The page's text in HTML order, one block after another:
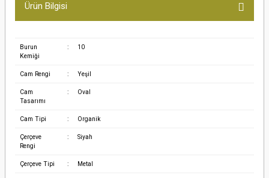
Ürün Bilgisi
Burun
Kemiği
: 10
Cam Rengi : Yeşil
Cam
Tasarımı
: Oval
Cam Tipi : Organik
Çerçeve
Rengi
: Siyah
Çerçeve Tipi : Metal